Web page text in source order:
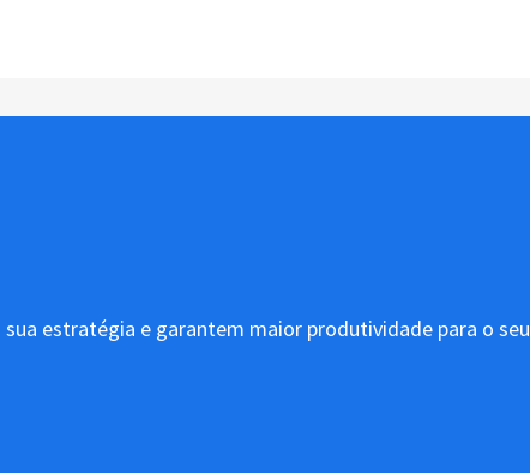
estratégia e garantem maior produtividade para o seu